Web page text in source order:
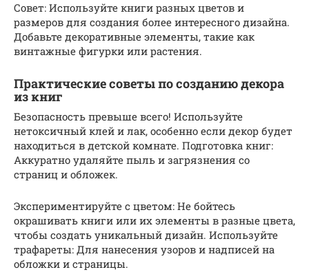
Совет: Используйте книги разных цветов и
размеров для создания более интересного дизайна.
Добавьте декоративные элементы, такие как
винтажные фигурки или растения.
Практические советы по созданию декора
из книг
Безопасность превыше всего! Используйте
нетоксичный клей и лак, особенно если декор будет
находиться в детской комнате. Подготовка книг:
Аккуратно удаляйте пыль и загрязнения со
страниц и обложек.
Экспериментируйте с цветом: Не бойтесь
окрашивать книги или их элементы в разные цвета,
чтобы создать уникальный дизайн. Используйте
трафареты: Для нанесения узоров и надписей на
обложки и страницы.